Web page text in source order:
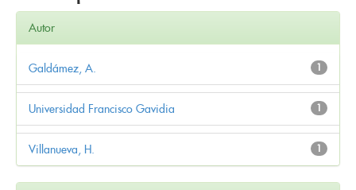
Autor
1
Galdámez, A.
1
Universidad Francisco Gavidia
1
Villanueva, H.